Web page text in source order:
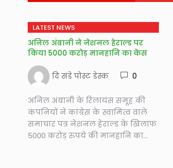
LATEST NEWS
अनिल अंबानी ने नेशनल हेराल्ड पर
किया 5000 करोड़ मानहानि का केस
दि संडे पोस्ट डेस्क 0
अनिल अंबानी के रिलायंस समूह की
कंपनियों ने कांग्रेस के स्वामित्व वाले
समाचार पत्र नेशनल हेराल्ड के खिलाफ
5000 करोड़ रुपये की मानहानि का...